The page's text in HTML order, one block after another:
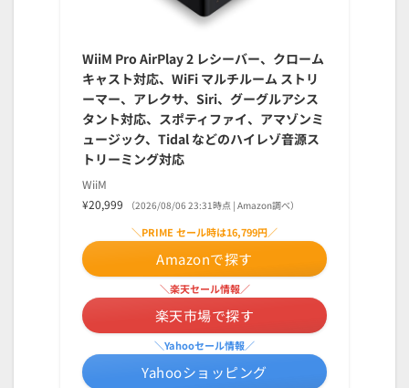
WiiM Pro AirPlay 2 レシーバー、クローム
キャスト対応、WiFi マルチルーム ストリ
ーマー、アレクサ、Siri、グーグルアシス
タント対応、スポティファイ、アマゾンミ
ュージック、Tidal などのハイレゾ音源ス
トリーミング対応
WiiM
¥20,999
（2026/08/06 23:31時点 | Amazon調べ）
＼PRIME セール時は16,799円／
Amazonで探す
＼楽天セール情報／
楽天市場で探す
＼Yahooセール情報／
Yahooショッピング